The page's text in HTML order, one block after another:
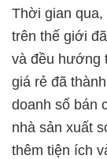
Thời gian qua,
trên thế giới
và đều hướng
giá rẻ đã
doanh số bán
nhà sản xuất
thêm tiện ích